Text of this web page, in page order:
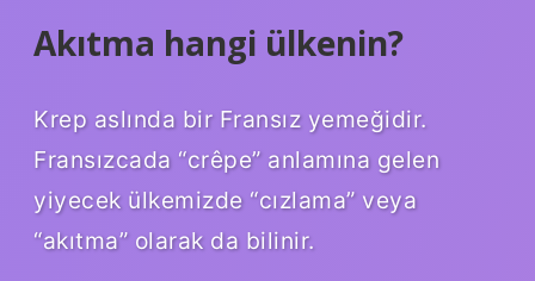
Akıtma hangi ülkenin?
Krep aslında bir Fransız yemeğidir.
Fransızcada “crêpe” anlamına gelen
yiyecek ülkemizde “cızlama” veya
“akıtma” olarak da bilinir.